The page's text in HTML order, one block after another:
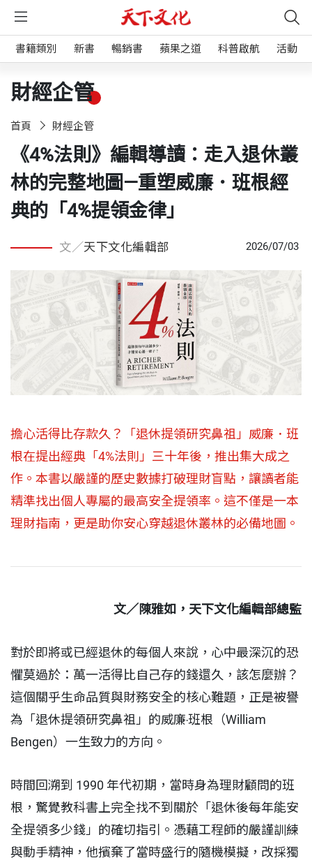
書籍類別 新書 暢銷書 蘋果之道 科普啟航 活動
財經企管
首頁 財經企管
《4%法則》編輯導讀：走入退休叢
林的完整地圖—重塑威廉．班根經
典的「4%提領金律」
文／天下文化編輯部 2026/07/03
擔心活得比存款久？「退休提領研究鼻祖」威廉．班
根在提出經典「4%法則」三十年後，推出集大成之
作。本書以嚴謹的歷史數據打破理財盲點，讓讀者能
精準找出個人專屬的最高安全提領率。這不僅是一本
理財指南，更是助你安心穿越退休叢林的必備地圖。
文／陳雅如，天下文化編輯部總監
對於即將或已經退休的每個人來說，心中最深沉的恐
懼莫過於：萬一活得比自己存的錢還久，該怎麼辦？
這個關乎生命品質與財務安全的核心難題，正是被譽
為「退休提領研究鼻祖」的威廉‧班根（William
Bengen）一生致力的方向。
時間回溯到 1990 年代初期，當時身為理財顧問的班
根，驚覺教科書上完全找不到關於「退休後每年能安
全提領多少錢」的確切指引。憑藉工程師的嚴謹訓練
與動手精神，他擯棄了當時盛行的隨機模擬，改採獨